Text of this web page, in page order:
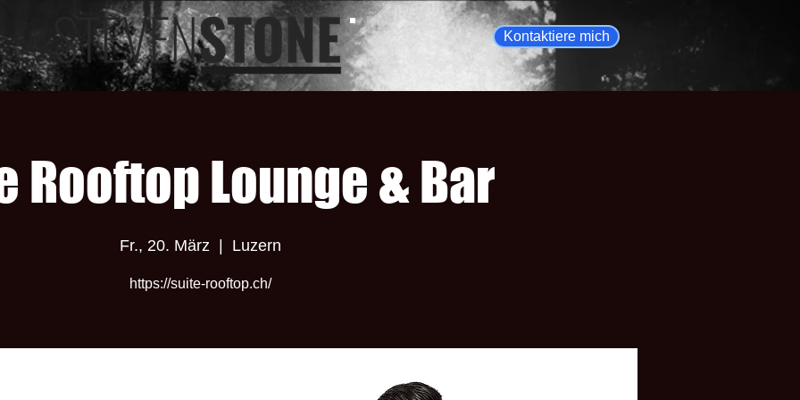
Kontaktiere mich
Rooftop Lounge & Bar
Fr., 20. März
  |
Luzern
https://suite-rooftop.ch/